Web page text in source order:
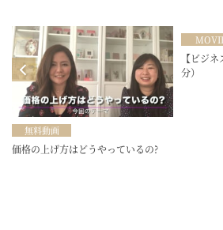
無料動画
価格の上げ方はどうやっているの?
【ビジ
分）